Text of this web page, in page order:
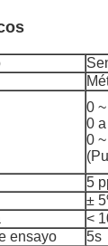
0
0
0
5
±
<
ensayo
5s